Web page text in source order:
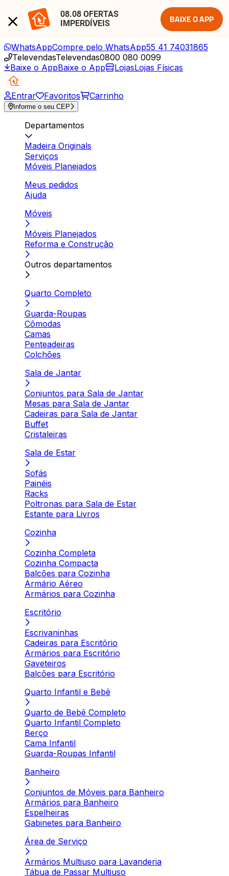
08.08 OFERTAS
IMPERDÍVEIS
BAIXE O APP
WhatsAppCompre pelo WhatsApp55 41 74031865
TelevendasTelevendas0800 080 0099
Baixe o AppBaixe o App LojasLojas Físicas
Entrar Favoritos Carrinho
Informe o seu CEP
Departamentos
Madeira Originals
Serviços
Móveis Planejados
Meus pedidos
Ajuda
Móveis
Móveis Planejados
Reforma e Construção
Outros departamentos
Quarto Completo
Guarda-Roupas
Cômodas
Camas
Penteadeiras
Colchões
Sala de Jantar
Conjuntos para Sala de Jantar
Mesas para Sala de Jantar
Cadeiras para Sala de Jantar
Buffet
Cristaleiras
Sala de Estar
Sofás
Painéis
Racks
Poltronas para Sala de Estar
Estante para Livros
Cozinha
Cozinha Completa
Cozinha Compacta
Balcões para Cozinha
Armário Aéreo
Armários para Cozinha
Escritório
Escrivaninhas
Cadeiras para Escritório
Armários para Escritório
Gaveteiros
Balcões para Escritório
Quarto Infantil e Bebê
Quarto de Bebê Completo
Quarto Infantil Completo
Berço
Cama Infantil
Guarda-Roupas Infantil
Banheiro
Conjuntos de Móveis para Banheiro
Armários para Banheiro
Espelheiras
Gabinetes para Banheiro
Área de Serviço
Armários Multiuso para Lavanderia
Tábua de Passar Multiuso